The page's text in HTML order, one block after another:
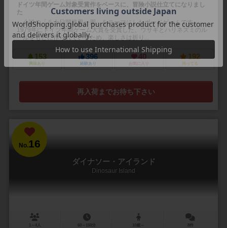
ドイツ年間ゲーム対象受賞作をベースに、冒険小説仕立てになりまし
た
小説の「八十日間世界一周」をテーマにしたボードゲームです。
1979年にドイツ年間ゲーム大賞を受賞した、ウサギとハリネズミのル
ールをもとに作られているため、楽しさは折り...
153
興味あり
396
経験あり
40
お気に入り
192
持ってる
再入荷までお待ち下さい
No.16
ダイナソー・アイランド
Dinosaur Island
1～4人 60～150分 10歳～ 8件